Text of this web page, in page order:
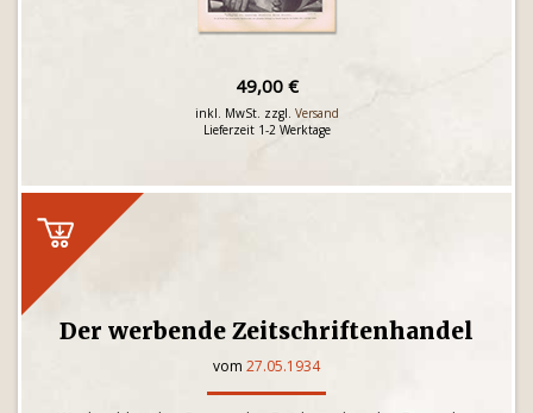
49,00 €
inkl. MwSt. zzgl. Versand
Lieferzeit 1-2 Werktage
Der werbende Zeitschriftenhandel
vom 27.05.1934